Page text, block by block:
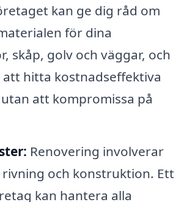
kan ge dig råd om
för dina
skåp, golv och väggar, och
att hitta kostnadseffektiva
att kompromissa på
Renovering involverar
och konstruktion. Ett
kan hantera alla